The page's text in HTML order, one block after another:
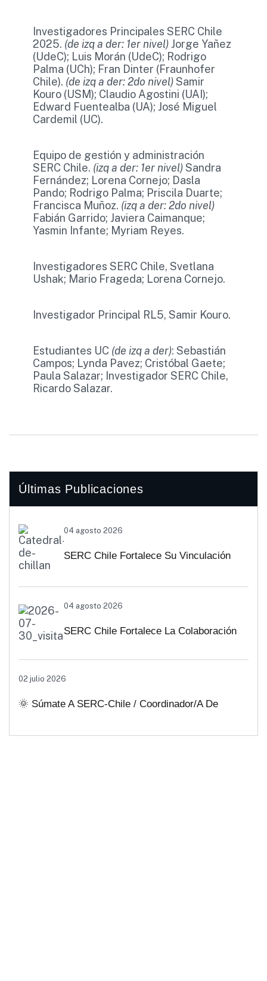
Investigadores Principales SERC Chile
2025. (de izq a der: 1er nivel) Jorge Yañez
(UdeC); Luis Morán (UdeC); Rodrigo
Palma (UCh); Fran Dinter (Fraunhofer
Chile). (de izq a der: 2do nivel)Samir
Kouro (USM); Claudio Agostini (UAI);
Edward Fuentealba (UA); José Miguel
Cardemil (UC).
Equipo de gestión y administración
SERC Chile. (izq a der: 1er nivel)Sandra
Fernández; Lorena Cornejo; Dasla
Pando; Rodrigo Palma; Priscila Duarte;
Francisca Muñoz. (izq a der: 2do nivel)
Fabián Garrido; Javiera Caimanque;
Yasmin Infante; Myriam Reyes.
Investigadores SERC Chile, Svetlana
Ushak; Mario Frageda; Lorena Cornejo.
Investigador Principal RL5, Samir Kouro.
Estudiantes UC (de izq a der): Sebastián
Campos; Lynda Pavez; Cristóbal Gaete;
Paula Salazar; Investigador SERC Chile,
Ricardo Salazar.
Últimas Publicaciones
04 agosto 2026
SERC Chile Fortalece Su Vinculación
Biobío Y Ñuble
04 agosto 2026
SERC Chile Fortalece La Colaboración
Interuniversitaria Para Impulsar
Soluciones Energéticas Y Políticas
02 julio 2026
🌞 Súmate A SERC-Chile / Coordinador/a De